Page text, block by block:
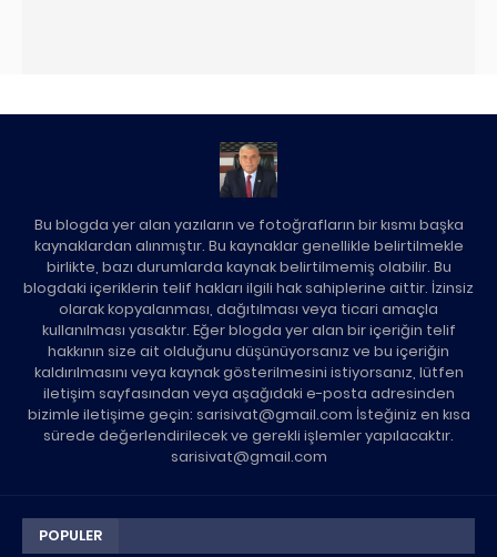
Bu blogda yer alan yazıların ve fotoğrafların bir kısmı başka
kaynaklardan alınmıştır. Bu kaynaklar genellikle belirtilmekle
birlikte, bazı durumlarda kaynak belirtilmemiş olabilir. Bu
blogdaki içeriklerin telif hakları ilgili hak sahiplerine aittir. İzinsiz
olarak kopyalanması, dağıtılması veya ticari amaçla
kullanılması yasaktır. Eğer blogda yer alan bir içeriğin telif
hakkının size ait olduğunu düşünüyorsanız ve bu içeriğin
kaldırılmasını veya kaynak gösterilmesini istiyorsanız, lütfen
iletişim sayfasından veya aşağıdaki e-posta adresinden
bizimle iletişime geçin: sarisivat@gmail.com İsteğiniz en kısa
sürede değerlendirilecek ve gerekli işlemler yapılacaktır.
sarisivat@gmail.com
POPULER